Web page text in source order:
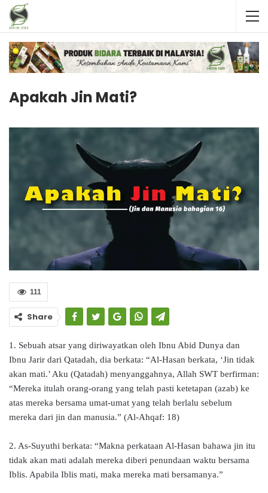
Apakah Jin Mati?
111
Share
1. Sebuah atsar yang diriwayatkan oleh Ibnu Abid Dunya dan
Ibnu Jarir dari Qatadah, dia berkata: “Al-Hasan berkata, ‘Jin tidak
akan mati.’ Aku (Qatadah) menyanggahnya, Allah SWT berfirman:
“Mereka itulah orang-orang yang telah pasti ketetapan (azab) ke
atas mereka bersama umat-umat yang telah berlalu sebelum
mereka dari jin dan manusia.” (Al-Ahqaf: 18)
2. As-Suyuthi berkata: “Makna perkataan Al-Hasan bahawa jin itu
tidak akan mati adalah mereka diberi penundaan waktu bersama
Iblis. Apabila Iblis mati, maka mereka mati bersamanya.”